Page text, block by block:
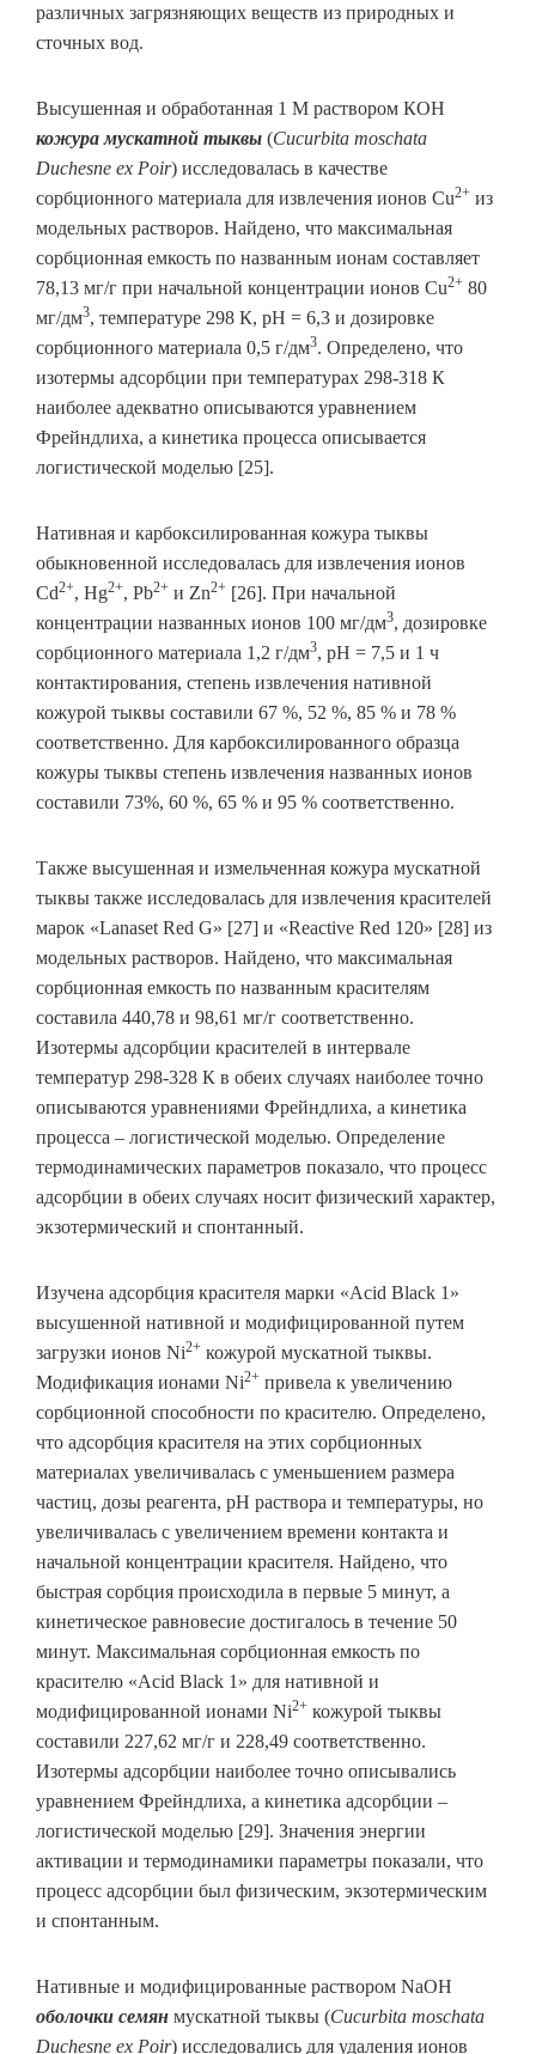
различных загрязняющих веществ из природных и
сточных вод.
Высушенная и обработанная 1 М раствором КОН
кожура мускатной тыквы (Cucurbita moschata
Duchesne ex Poir) исследовалась в качестве
сорбционного материала для извлечения ионов Cu2+ из
модельных растворов. Найдено, что максимальная
сорбционная емкость по названным ионам составляет
78,13 мг/г при начальной концентрации ионов Cu2+ 80
мг/дм3, температуре 298 К, рН = 6,3 и дозировке
сорбционного материала 0,5 г/дм3. Определено, что
изотермы адсорбции при температурах 298-318 К
наиболее адекватно описываются уравнением
Фрейндлиха, а кинетика процесса описывается
логистической моделью [25].
Нативная и карбоксилированная кожура тыквы
обыкновенной исследовалась для извлечения ионов
Cd2+, Hg2+, Pb2+ и Zn2+ [26]. При начальной
концентрации названных ионов 100 мг/дм3, дозировке
сорбционного материала 1,2 г/дм3, рН = 7,5 и 1 ч
контактирования, степень извлечения нативной
кожурой тыквы составили 67 %, 52 %, 85 % и 78 %
соответственно. Для карбоксилированного образца
кожуры тыквы степень извлечения названных ионов
составили 73%, 60 %, 65 % и 95 % соответственно.
Также высушенная и измельченная кожура мускатной
тыквы также исследовалась для извлечения красителей
марок «Lanaset Red G» [27] и «Reactive Red 120» [28] из
модельных растворов. Найдено, что максимальная
сорбционная емкость по названным красителям
составила 440,78 и 98,61 мг/г соответственно.
Изотермы адсорбции красителей в интервале
температур 298-328 К в обеих случаях наиболее точно
описываются уравнениями Фрейндлиха, а кинетика
процесса – логистической моделью. Определение
термодинамических параметров показало, что процесс
адсорбции в обеих случаях носит физический характер,
экзотермический и спонтанный.
Изучена адсорбция красителя марки «Acid Black 1»
высушенной нативной и модифицированной путем
загрузки ионов Ni2+ кожурой мускатной тыквы.
Модификация ионами Ni2+ привела к увеличению
сорбционной способности по красителю. Определено,
что адсорбция красителя на этих сорбционных
материалах увеличивалась с уменьшением размера
частиц, дозы реагента, рН раствора и температуры, но
увеличивалась с увеличением времени контакта и
начальной концентрации красителя. Найдено, что
быстрая сорбция происходила в первые 5 минут, а
кинетическое равновесие достигалось в течение 50
минут. Максимальная сорбционная емкость по
красителю «Acid Black 1» для нативной и
модифицированной ионами Ni2+ кожурой тыквы
составили 227,62 мг/г и 228,49 соответственно.
Изотермы адсорбции наиболее точно описывались
уравнением Фрейндлиха, а кинетика адсорбции –
логистической моделью [29]. Значения энергии
активации и термодинамики параметры показали, что
процесс адсорбции был физическим, экзотермическим
и спонтанным.
Нативные и модифицированные раствором NaOH
оболочки семян мускатной тыквы (Cucurbita moschata
Duchesne ex Poir) исследовались для удаления ионов